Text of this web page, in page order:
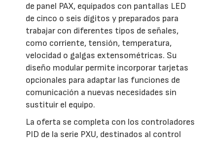
de panel PAX, equipados con pantallas LED
de cinco o seis dígitos y preparados para
trabajar con diferentes tipos de señales,
como corriente, tensión, temperatura,
velocidad o galgas extensométricas. Su
diseño modular permite incorporar tarjetas
opcionales para adaptar las funciones de
comunicación a nuevas necesidades sin
sustituir el equipo.
La oferta se completa con los controladores
PID de la serie PXU, destinados al control